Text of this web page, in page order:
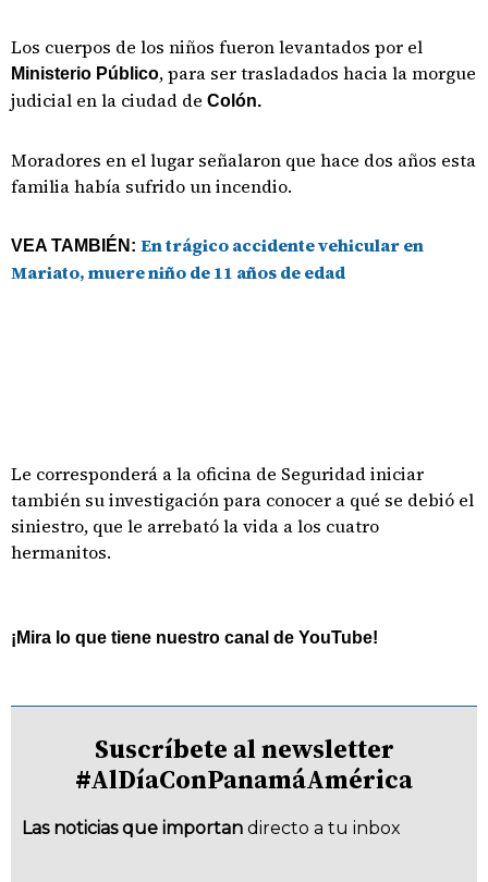
Los cuerpos de los niños fueron levantados por el
Ministerio Público, para ser trasladados hacia la morgue
judicial en la ciudad de Colón.
Moradores en el lugar señalaron que hace dos años esta
familia había sufrido un incendio.
VEA TAMBIÉN: En trágico accidente vehicular en
Mariato, muere niño de 11 años de edad
Le corresponderá a la oficina de Seguridad iniciar
también su investigación para conocer a qué se debió el
siniestro, que le arrebató la vida a los cuatro
hermanitos.
¡Mira lo que tiene nuestro canal de YouTube!
Suscríbete al newsletter
#AlDíaConPanamáAmérica
Las noticias que importan directo a tu inbox